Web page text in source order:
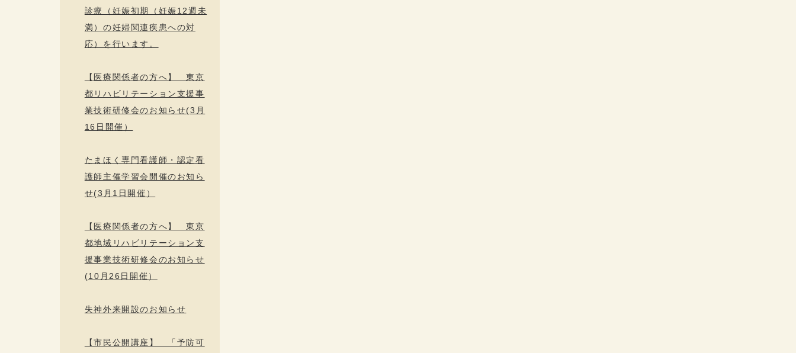
診療（妊娠初期（妊娠12週未
満）の妊婦関連疾患への対
応）を行います。
【医療関係者の方へ】 東京
都リハビリテーション支援事
業技術研修会のお知らせ(3月
16日開催）
たまほく専門看護師・認定看
護師主催学習会開催のお知ら
せ(3月1日開催）
【医療関係者の方へ】 東京
都地域リハビリテーション支
援事業技術研修会のお知らせ
(10月26日開催）
失神外来開設のお知らせ
【市民公開講座】 「予防可